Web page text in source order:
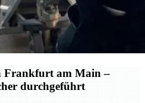
Frankfurt am Main –
durchgeführt